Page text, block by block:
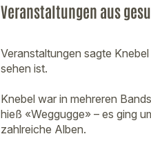
Veranstaltungen aus
Veranstaltungen sagte
sehen ist.
Knebel war in mehreren
hieß «Weggugge» – es ging
zahlreiche Alben.